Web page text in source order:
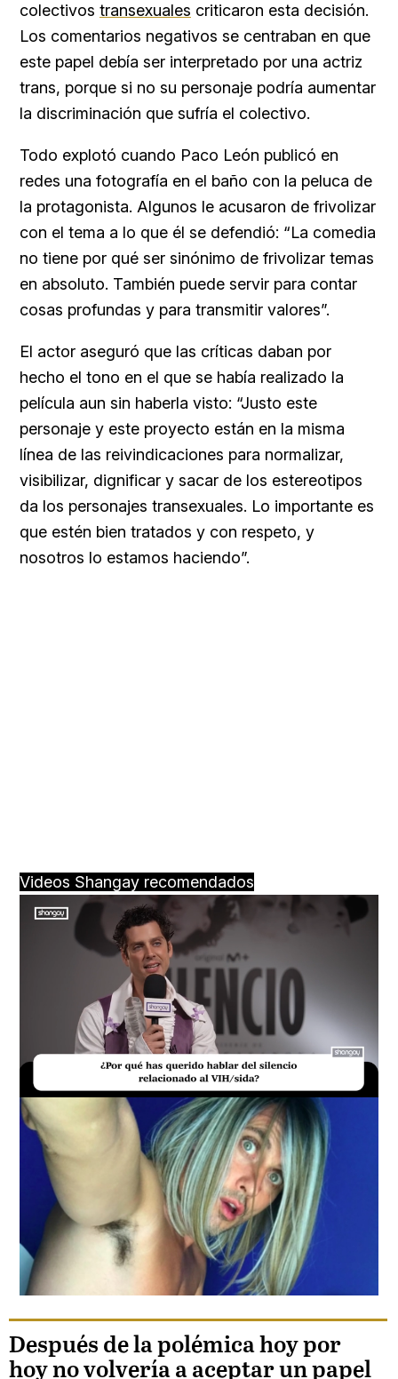
colectivos transexuales criticaron esta decisión.
Los comentarios negativos se centraban en que
este papel debía ser interpretado por una actriz
trans, porque si no su personaje podría aumentar
la discriminación que sufría el colectivo.
Todo explotó cuando Paco León publicó en
redes una fotografía en el baño con la peluca de
la protagonista. Algunos le acusaron de frivolizar
con el tema a lo que él se defendió: “La comedia
no tiene por qué ser sinónimo de frivolizar temas
en absoluto. También puede servir para contar
cosas profundas y para transmitir valores”.
El actor aseguró que las críticas daban por
hecho el tono en el que se había realizado la
película aun sin haberla visto: “Justo este
personaje y este proyecto están en la misma
línea de las reivindicaciones para normalizar,
visibilizar, dignificar y sacar de los estereotipos
da los personajes transexuales. Lo importante es
que estén bien tratados y con respeto, y
nosotros lo estamos haciendo”.
Videos Shangay recomendados
Después de la polémica hoy por
hoy no volvería a aceptar un papel